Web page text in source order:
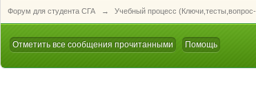
Форум для студента СГА → Учебный процесс
Отметить все сообщения прочитанными Помощь